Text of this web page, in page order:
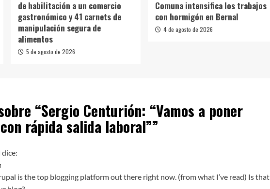
de habilitación a un comercio
gastronómico y 41 carnets de
manipulación segura de
alimentos
5 de agosto de 2026
Comuna intensifica los trabajos
con hormigón en Bernal
4 de agosto de 2026
“Sergio Centurión: “Vamos a poner
rápida salida laboral””
dice:
is the top blogging platform out there right now. (from what I’ve read) Is that